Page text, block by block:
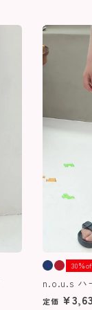
30％
n.o.u.s ハ
定価 ¥